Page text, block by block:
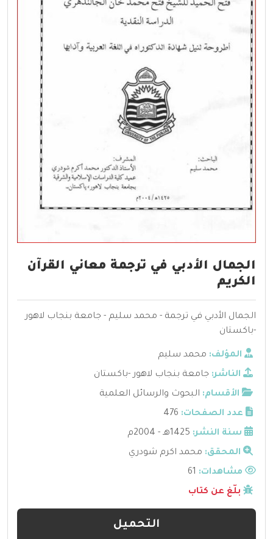
الجمال الأدبي في ترجمة معاني القرآن
الكريم
الجمال الأدبي في ترجمة - محمد سليم - جامعة بنجاب لاهور
-باكستان
المؤلف: محمد سليم
الناشر: جامعة بنجاب لاهور -باكستان
الأقسام: البحوث والرسائل العلمية
عدد الصفحات: 476
سنة النشر: 1425هـ - 2004م
المحقق: محمد اكرم شودري
مشاهدات:
بلّغ عن كتاب
التحميل